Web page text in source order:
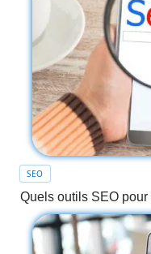
SEO
Quels outils SEO